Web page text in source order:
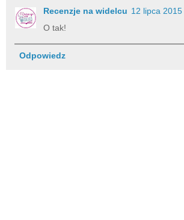
Recenzje na widelcu 12 lipca
O tak!
Odpowiedz